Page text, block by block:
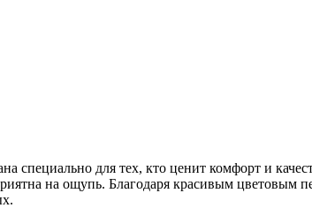
специально для тех, кто ценит комфорт и
на ощупь. Благодаря красивым цветовым